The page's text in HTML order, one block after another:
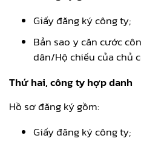
Giấy đăng ký công ty;
Bản sao y căn cước
dân/Hộ chiếu của chủ
Thứ hai, công ty hợp danh
Hồ sơ đăng ký gồm:
Giấy đăng ký công ty;